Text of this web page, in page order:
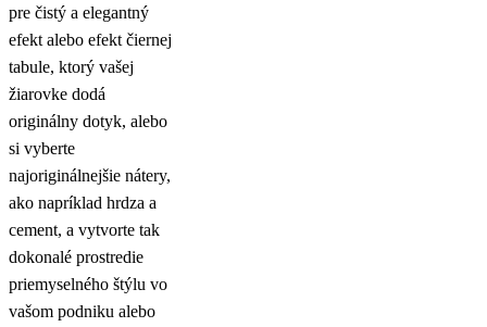
pre čistý a elegantný
efekt alebo efekt čiernej
tabule, ktorý vašej
žiarovke dodá
originálny dotyk, alebo
si vyberte
najoriginálnejšie nátery,
ako napríklad hrdza a
cement, a vytvorte tak
dokonalé prostredie
priemyselného štýlu vo
vašom podniku alebo